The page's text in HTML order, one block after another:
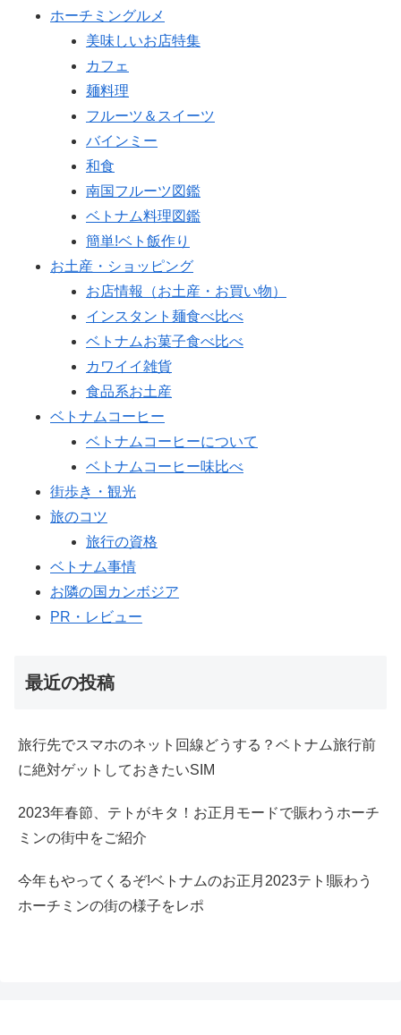
ホーチミングルメ
美味しいお店特集
カフェ
麺料理
フルーツ＆スイーツ
バインミー
和食
南国フルーツ図鑑
ベトナム料理図鑑
簡単!ベト飯作り
お土産・ショッピング
お店情報（お土産・お買い物）
インスタント麺食べ比べ
ベトナムお菓子食べ比べ
カワイイ雑貨
食品系お土産
ベトナムコーヒー
ベトナムコーヒーについて
ベトナムコーヒー味比べ
街歩き・観光
旅のコツ
旅行の資格
ベトナム事情
お隣の国カンボジア
PR・レビュー
最近の投稿
旅行先でスマホのネット回線どうする？ベトナム旅行前
に絶対ゲットしておきたいSIM
2023年春節、テトがキタ！お正月モードで賑わうホーチ
ミンの街中をご紹介
今年もやってくるぞ!ベトナムのお正月2023テト!賑わう
ホーチミンの街の様子をレポ